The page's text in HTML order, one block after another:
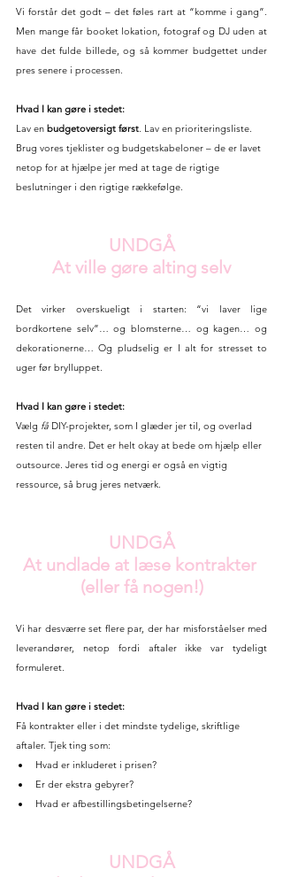
Vi forstår det godt – det føles rart at “komme i gang”.
Men mange får booket lokation, fotograf og DJ uden at
have det fulde billede, og så kommer budgettet under
pres senere i processen.
Hvad I kan gøre i stedet:
Lav en budgetoversigt først. Lav en prioriteringsliste.
Brug vores tjeklister og budgetskabeloner – de er lavet
netop for at hjælpe jer med at tage de rigtige
beslutninger i den rigtige rækkefølge.
UNDGÅ
At ville gøre alting selv
Det virker overskueligt i starten: “vi laver lige
bordkortene selv”… og blomsterne… og kagen… og
dekorationerne… Og pludselig er I alt for stresset to
uger før brylluppet.
Hvad I kan gøre i stedet:
Vælg få DIY-projekter, som I glæder jer til, og overlad
resten til andre. Det er helt okay at bede om hjælp eller
outsource. Jeres tid og energi er også en vigtig
ressource, så brug jeres netværk.
UNDGÅ
At undlade at læse kontrakter
(eller få nogen!)
Vi har desværre set flere par, der har misforståelser med
leverandører, netop fordi aftaler ikke var tydeligt
formuleret.
Hvad I kan gøre i stedet:
Få kontrakter eller i det mindste tydelige, skriftlige
aftaler. Tjek ting som:
Hvad er inkluderet i prisen?
Er der ekstra gebyrer?
Hvad er afbestillingsbetingelserne?
UNDGÅ